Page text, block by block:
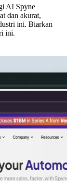
AI Spyne
dan akurat,
ini. Biarkan
ini.